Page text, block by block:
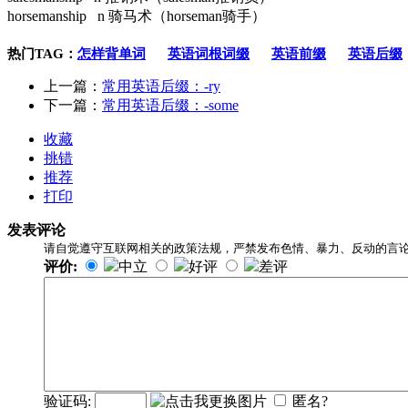
horsemanship
n 骑马术（horseman骑手）
热门TAG： 怎样背单词 英语词根词缀 英语前缀 英语后缀
上一篇： 常用英语后缀：-ry
下一篇： 常用英语后缀：-some
收藏
挑错
推荐
打印
发表评论
请自觉遵守互联网相关的政策法规，严禁发布色情、暴力、反动的言论
评价: 中立 好评 差评
验证码: 匿名?